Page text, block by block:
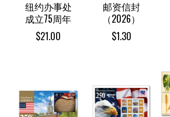
纽约办事处
成立75周年
$21.00
邮资信封
（2026）
$1.30